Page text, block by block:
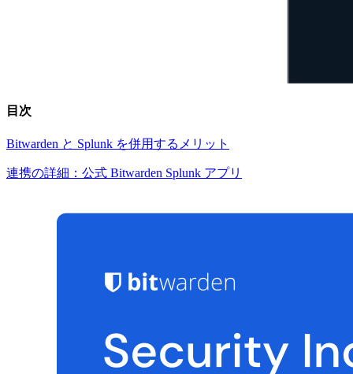
目次
Bitwarden と Splunk を併用するメリット
連携の詳細：公式 Bitwarden Splunk アプリ